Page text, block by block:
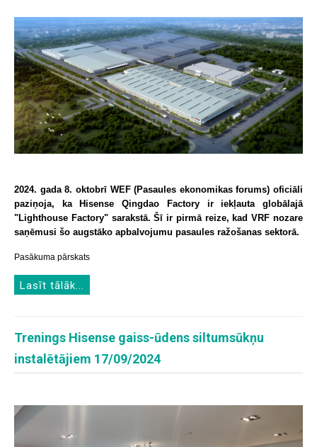
2024. gada 8. oktobrī WEF (Pasaules ekonomikas forums) oficiāli
paziņoja, ka Hisense Qingdao Factory ir iekļauta globālajā
"Lighthouse Factory" sarakstā. Šī ir pirmā reize, kad VRF nozare
saņēmusi šo augstāko apbalvojumu pasaules ražošanas sektorā.
Pasākuma pārskats
Lasīt tālāk...
Trenings Hisense gaiss-ūdens siltumsūkņu
instalētājiem 17/09/2024